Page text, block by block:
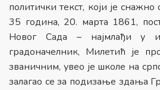
политички текст, који је
35 година, 20. марта 1861,
Новог Сада – најмлађи у
градоначелник, Милетић је
званичним, увео је школе на
залагао се за подизање здања